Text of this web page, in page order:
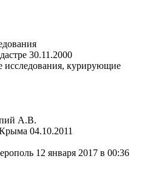
30.11.2000
курирующие
А.В.
04.10.2011
12 января 2017 в 00:36